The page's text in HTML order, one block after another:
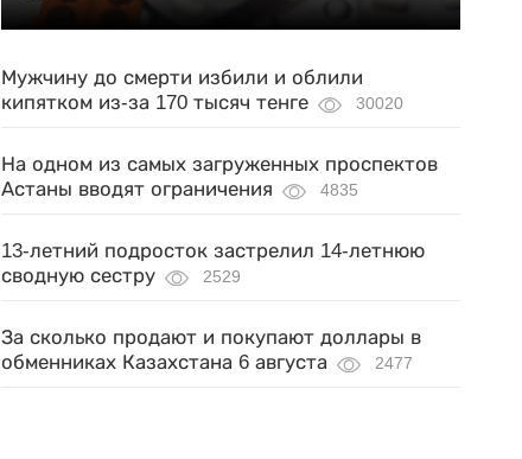
Мужчину до смерти избили и облили
кипятком из-за 170 тысяч тенге
30020
На одном из самых загруженных проспектов
Астаны вводят ограничения
4835
13-летний подросток застрелил 14-летнюю
сводную сестру
2529
За сколько продают и покупают доллары в
обменниках Казахстана 6 августа
2477